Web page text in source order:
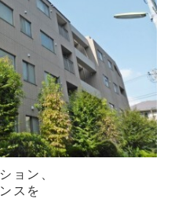
ョン、
スを